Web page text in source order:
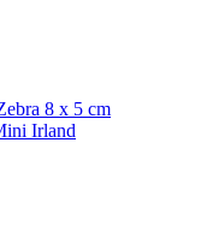
8 x 5 cm
Irland